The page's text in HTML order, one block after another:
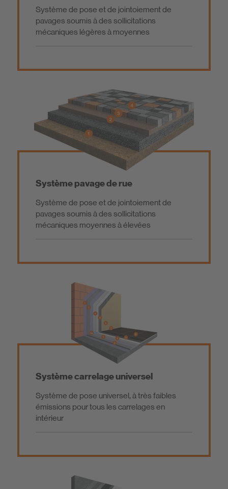
Système de pose et de jointoiement de
pavages soumis à des sollicitations
mécaniques légères à moyennes
Système pavage de rue
Système de pose et de jointoiement de
pavages soumis à des sollicitations
mécaniques moyennes à élevées
Système carrelage universel
Système de pose universel, à très faibles
émissions pour tous les carrelages en
intérieur